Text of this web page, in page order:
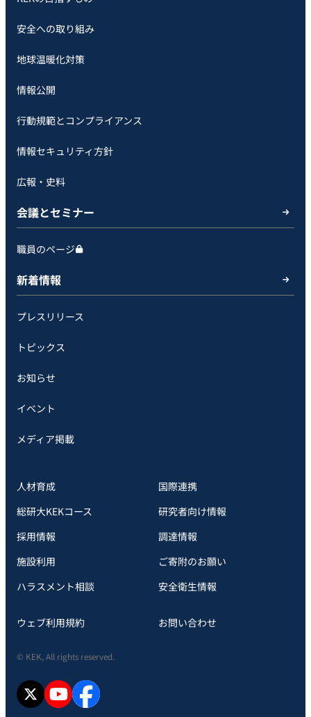
安全への取り組み
地球温暖化対策
情報公開
行動規範とコンプライアンス
情報セキュリティ方針
広報・史料
会議とセミナー
職員のページ
新着情報
プレスリリース
トピックス
お知らせ
イベント
メディア掲載
人材育成
国際連携
総研大KEKコース
研究者向け情報
採用情報
調達情報
施設利用
ご寄附のお願い
ハラスメント相談
安全衛⽣情報
ウェブ利用規約 お問い合わせ
© KEK, All rights reserved.
X YouTubefacebook